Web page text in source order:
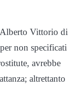
Alberto Vittorio di
non specificati
avrebbe
altrettanto